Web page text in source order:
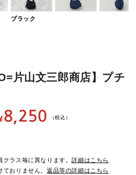
ブラック
片山文三郎商店】プチ
8,250 （税込）
ラス毎に異なります。詳細はこちら
おりません。 返品等の詳細はこちら